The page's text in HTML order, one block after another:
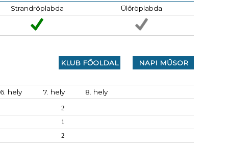
Strandröplabda Ülőröplabda
KLUB FŐOLDAL NAPI MŰSOR
6. hely 7. hely 8. hely
2
1
2